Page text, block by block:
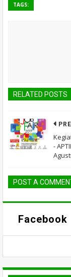
TAGS:
RELATED POSTS
-
POST A
Facebook